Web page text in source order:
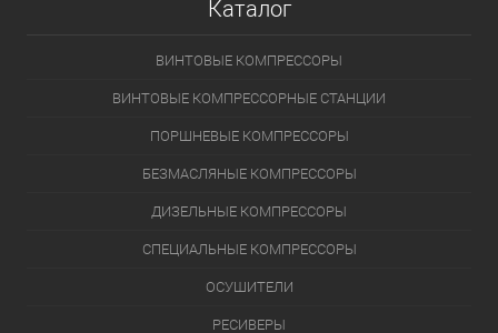
Каталог
ВИНТОВЫЕ КОМПРЕССОРЫ
ВИНТОВЫЕ КОМПРЕССОРНЫЕ СТАНЦИИ
ПОРШНЕВЫЕ КОМПРЕССОРЫ
БЕЗМАСЛЯНЫЕ КОМПРЕССОРЫ
ДИЗЕЛЬНЫЕ КОМПРЕССОРЫ
СПЕЦИАЛЬНЫЕ КОМПРЕССОРЫ
ОСУШИТЕЛИ
РЕСИВЕРЫ